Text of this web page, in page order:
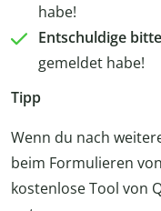
habe!
Entschuldige bitte
gemeldet habe!
Tipp
Wenn du nach
beim Formulieren
kostenlose Tool von